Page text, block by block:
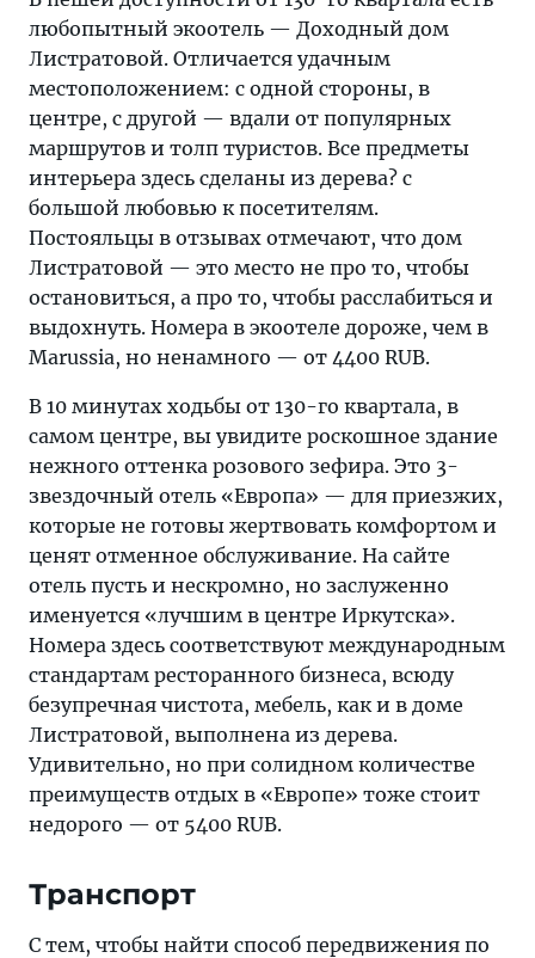
любопытный экоотель — Доходный дом
Листратовой. Отличается удачным
местоположением: с одной стороны, в
центре, с другой — вдали от популярных
маршрутов и толп туристов. Все предметы
интерьера здесь сделаны из дерева? с
большой любовью к посетителям.
Постояльцы в отзывах отмечают, что дом
Листратовой — это место не про то, чтобы
остановиться, а про то, чтобы расслабиться и
выдохнуть. Номера в экоотеле дороже, чем в
Marussia, но ненамного — от 4400 RUB.
В 10 минутах ходьбы от 130-го квартала, в
самом центре, вы увидите роскошное здание
нежного оттенка розового зефира. Это 3-
звездочный отель «Европа» — для приезжих,
которые не готовы жертвовать комфортом и
ценят отменное обслуживание. На сайте
отель пусть и нескромно, но заслуженно
именуется «лучшим в центре Иркутска».
Номера здесь соответствуют международным
стандартам ресторанного бизнеса, всюду
безупречная чистота, мебель, как и в доме
Листратовой, выполнена из дерева.
Удивительно, но при солидном количестве
преимуществ отдых в «Европе» тоже стоит
недорого — от 5400 RUB.
Транспорт
С тем, чтобы найти способ передвижения по